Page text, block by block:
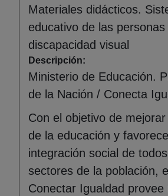
Materiales didácticos.
educativo de las personas
discapacidad visual
Descripción:
Ministerio de Educación.
de la Nación / Conecta
Con el objetivo de mejorar
de la educación y
integración social de
sectores de la población,
Conectar Igualdad provee